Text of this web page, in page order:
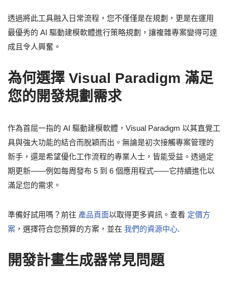
透過將此工具融入日常流程，您不僅僅是在規劃，更是在運用
最優秀的 AI 驅動建模軟體進行策略規劃，讓複雜專案變得可達
成且令人興奮。
為何選擇 Visual Paradigm 滿足
您的開發規劃需求
作為首屈一指的 AI 驅動建模軟體，Visual Paradigm 以其直覺工
具與強大功能的結合而脫穎而出。無論是初次接觸專案管理的
新手，還是希望優化工作流程的專業人士，皆能受益。透過定
期更新——例如每周發布 5 到 6 個應用程式——它持續進化以
滿足您的需求。
準備好試用嗎？前往 產品頁面以取得更多資訊。查看 定價方
案 ，選擇符合您預算的方案，並在 我們的資源中心.
開發計畫生成器常見問題